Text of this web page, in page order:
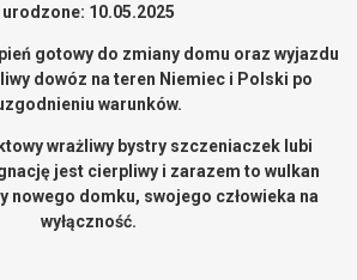
urodzone: 10.05.2025
gotowy do zmiany domu oraz wyjazdu
dowóz na teren Niemiec i Polski po
warunków.
wrażliwy bystry szczeniaczek lubi
jest cierpliwy i zarazem to wulkan
nowego domku, swojego człowieka na
wyłączność.